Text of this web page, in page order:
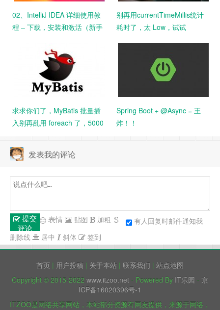
02、IntelliJ IDEA 详细使用教
程 – 下载，安装和激活（新手
别再用currentTimeMillis统计
耗时了，太 Low，试试
求求你们了，MyBatis 批量插
入别再乱用 foreach 了，5000
Spring Boot + @Async = 王
炸！！
发表我的评论
提交
评论
有人回复时邮件通知我
表情 贴图
加粗
删除线
居中 斜体 签到
首页 | 用户投稿 | 关于本站 | 联系我们 | 站点地图
Copyright © 2015-2022 www.itzoo.net - Powered By IT乐园 - 京
ICP备16020396号-1
ITZOO是网络共享网站，本站部分资源有网友提供，来源于网络，